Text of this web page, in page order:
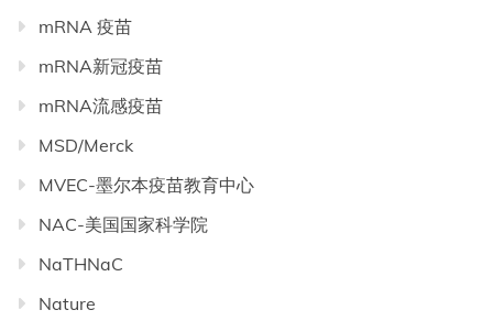
mRNA 疫苗
mRNA新冠疫苗
mRNA流感疫苗
MSD/Merck
MVEC-墨尔本疫苗教育中心
NAC-美国国家科学院
NaTHNaC
Nature